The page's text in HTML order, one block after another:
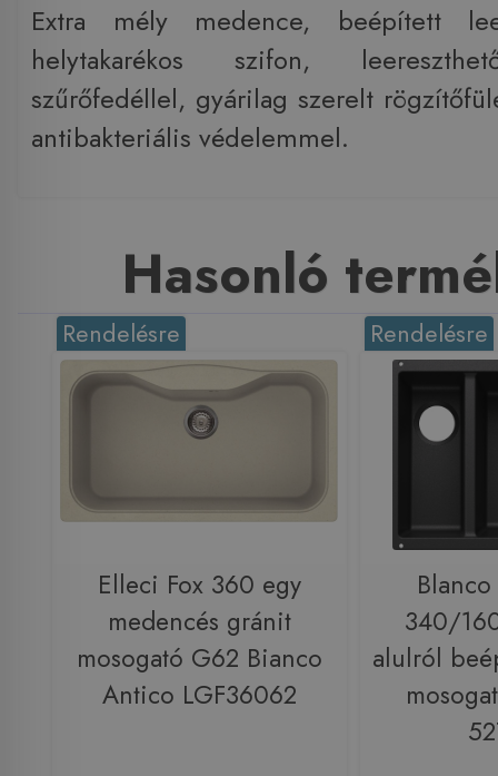
Extra mély medence, beépített
helytakarékos szifon,
szűrőfedéllel, gyárilag szerelt
antibakteriális védelemmel.
Hasonló
Rendelésre
Elleci Fox 360 egy
medencés gránit
mosogató G62 Bianco
Antico LGF36062
Rendelésre
340/
alulról